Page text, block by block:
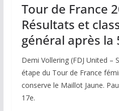
Tour de France
Résultats et
général après la
Demi Vollering (FDJ United –
étape du Tour de France
conserve le Maillot Jaune.
17e.